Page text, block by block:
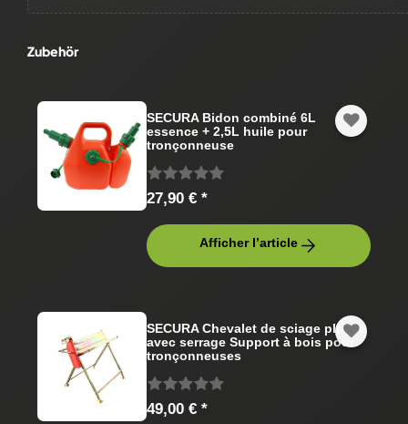
Zubehör
SECURA Bidon combiné 6L
essence + 2,5L huile pour
tronçonneuse
27,90 € *
Afficher l’article
SECURA Chevalet de sciage pliable
avec serrage Support à bois pour
tronçonneuses
49,00 € *